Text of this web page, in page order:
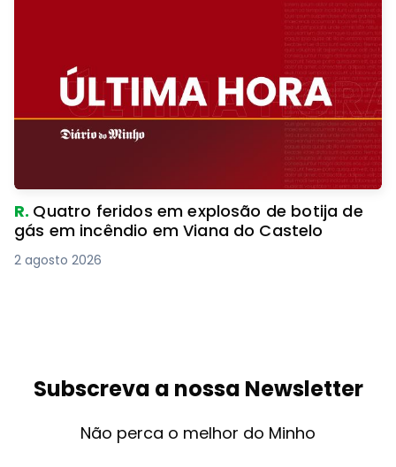
R. Quatro feridos em explosão de botija de
gás em incêndio em Viana do Castelo
2 agosto 2026
Subscreva a nossa Newsletter
Não perca o melhor do Minho